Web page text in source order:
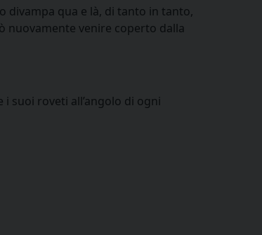
divampa qua e là, di tanto in tanto,
nuovamente venire coperto dalla
suoi roveti all’angolo di ogni